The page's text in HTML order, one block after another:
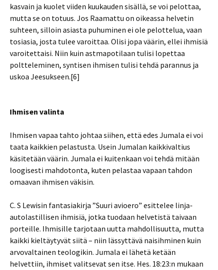
kasvain ja kuolet viiden kuukauden sisällä, se voi pelottaa,
mutta se on totuus. Jos Raamattu on oikeassa helvetin
suhteen, silloin asiasta puhuminen ei ole pelottelua, vaan
tosiasia, josta tulee varoittaa. Olisi jopa väärin, ellei ihmisiä
varoitettaisi. Niin kuin astmapotilaan tulisi lopettaa
poltteleminen, syntisen ihmisen tulisi tehdä parannus ja
uskoa Jeesukseen.[6]
Ihmisen valinta
Ihmisen vapaa tahto johtaa siihen, että edes Jumala ei voi
taata kaikkien pelastusta. Usein Jumalan kaikkivaltius
käsitetään väärin. Jumala ei kuitenkaan voi tehdä mitään
loogisesti mahdotonta, kuten pelastaa vapaan tahdon
omaavan ihmisen väkisin.
C. S Lewisin fantasiakirja ”Suuri avioero” esittelee linja-
autolastillisen ihmisiä, jotka tuodaan helvetistä taivaan
porteille. Ihmisille tarjotaan uutta mahdollisuutta, mutta
kaikki kieltäytyvät siitä – niin lässyttävä naisihminen kuin
arvovaltainen teologikin. Jumala ei lähetä ketään
helvettiin, ihmiset valitsevat sen itse. Hes. 18:23:n mukaan